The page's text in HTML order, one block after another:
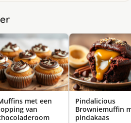
met een
van
Pindalicious
Browniemuffin
pindakaas